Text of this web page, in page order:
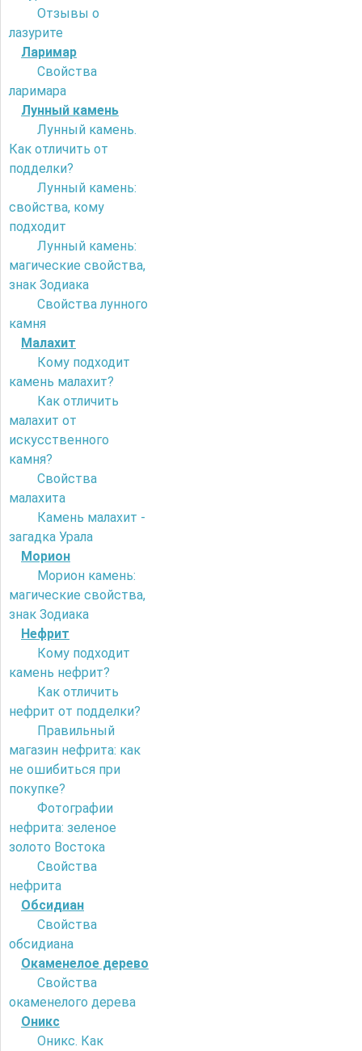
Отзывы о
лазурите
Ларимар
Свойства
ларимара
Лунный камень
Лунный камень.
Как отличить от
подделки?
Лунный камень:
свойства, кому
подходит
Лунный камень:
магические свойства,
знак Зодиака
Свойства лунного
камня
Малахит
Кому подходит
камень малахит?
Как отличить
малахит от
искусственного
камня?
Свойства
малахита
Камень малахит -
загадка Урала
Морион
Морион камень:
магические свойства,
знак Зодиака
Нефрит
Кому подходит
камень нефрит?
Как отличить
нефрит от подделки?
Правильный
магазин нефрита: как
не ошибиться при
покупке?
Фотографии
нефрита: зеленое
золото Востока
Свойства
нефрита
Обсидиан
Свойства
обсидиана
Окаменелое дерево
Свойства
окаменелого дерева
Оникс
Оникс. Как